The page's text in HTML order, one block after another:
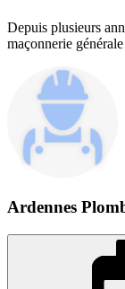
Depuis plusieurs
maçonnerie
Ardennes